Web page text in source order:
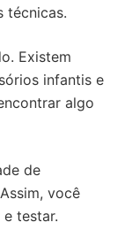
técnicas.
Existem
infantis e
algo
de
você
testar.